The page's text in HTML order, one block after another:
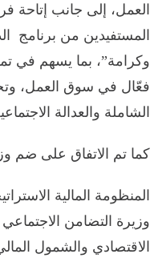
العمل، إلى جانب إتاحة
المستفيدين من برنامج
وكرامة”، بما يسهم في
فعّال في سوق العمل،
الشاملة والعدالة
كما تم الاتفاق على ضم
المنظومة المالية
وزيرة التضامن
الاقتصادي والشمول